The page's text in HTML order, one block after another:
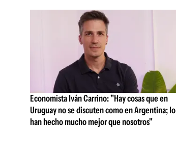
Economista Iván Carrino: "Hay cosas que en
Uruguay no se discuten como en Argentina; lo
han hecho mucho mejor que nosotros"